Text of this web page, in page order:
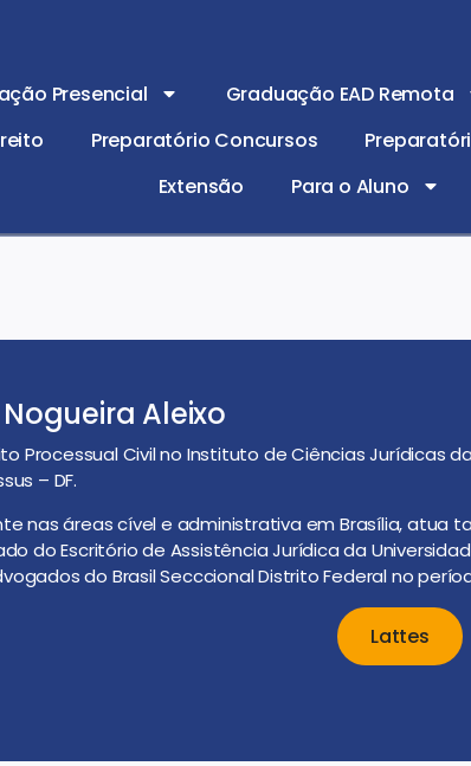
Presencial Graduação EAD Remota
Preparatório Concursos
Extensão
Para o Aluno
Aleixo
Processual Civil no Instituto de Ciências Jurídicas
– DF.
nas áreas cível e administrativa em Brasília, atua
do Escritório de Assistência Jurídica da
do Brasil Secccional Distrito Federal no
Lattes